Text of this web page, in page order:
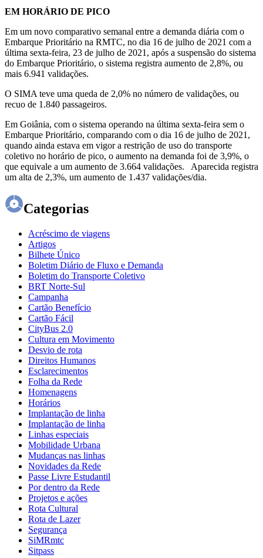
EM HORÁRIO DE PICO
Em um novo comparativo semanal entre a demanda diária com o
Embarque Prioritário na RMTC, no dia 16 de julho de 2021 com a
última sexta-feira, 23 de julho de 2021, após a suspensão do sistema
do Embarque Prioritário, o sistema registra aumento de 2,8%, ou
mais 6.941 validações.
O SIMA teve uma queda de 2,0% no número de validações, ou
recuo de 1.840 passageiros.
Em Goiânia, com o sistema operando na última sexta-feira sem o
Embarque Prioritário, comparando com o dia 16 de julho de 2021,
quando ainda estava em vigor a restrição de uso do transporte
coletivo no horário de pico, o aumento na demanda foi de 3,9%, o
que equivale a um aumento de 3.664 validações. Aparecida registra
um alta de 2,3%, um aumento de 1.437 validações/dia.
Categorias
Acréscimo de viagens
Artigos
Bilhete Único
Boletim Diário de Fluxo e Demanda
Boletim do Transporte Coletivo
BRT Norte-Sul
Campanha
Cartão Benefício
Cartão Fácil
CityBus 2.0
Cultura em Movimento
Desvio de rota
Direitos Humanos
Esclarecimentos
Folha da Rede
Homenagens
Horários
Implantação de linha
Implantação de linha
Linhas especiais
Mobilidade Urbana
Mudanças nas linhas
Novidades da Rede
Passe Livre Estudantil
Por dentro da Rede
Projetos e ações
Rota Cultural
Rota de Lazer
Segurança
SiMRmtc
Sitpass